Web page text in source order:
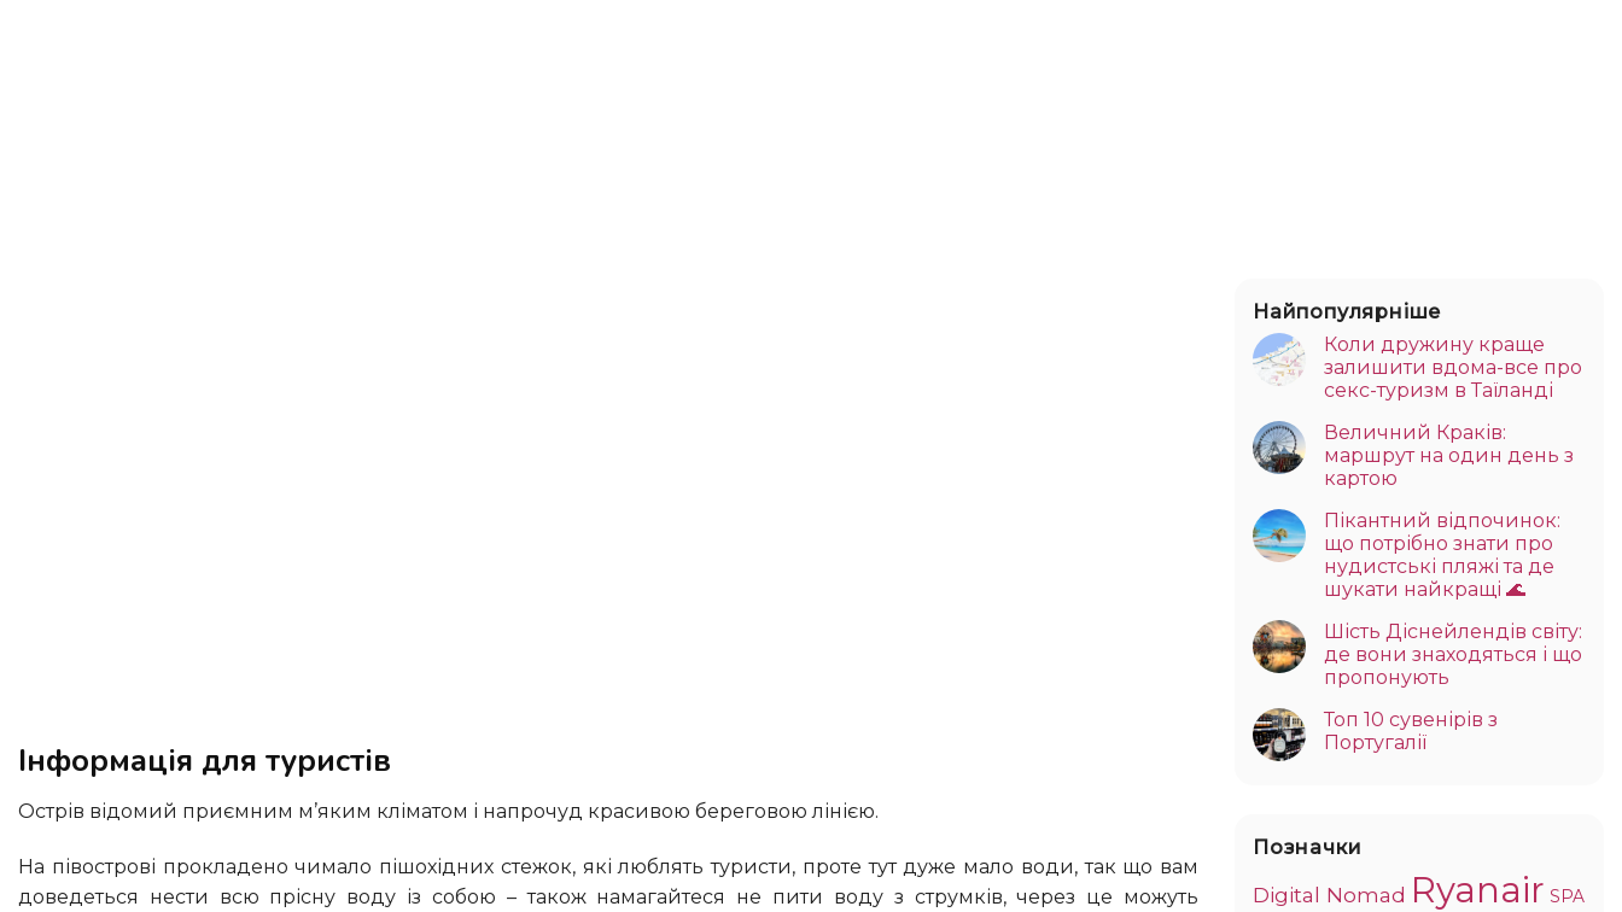
Інформація для туристів
Острів відомий приємним м’яким кліматом і напрочуд красивою береговою лінією.
На півострові прокладено чимало пішохідних стежок, які люблять туристи, проте тут дуже мало води, так що вам
доведеться нести всю прісну воду із собою – також намагайтеся не пити воду з струмків, через це можуть
Найпопулярніше
Коли дружину краще
залишити вдома-все про
секс-туризм в Таїланді
Величний Краків:
маршрут на один день з
картою
Пікантний відпочинок:
що потрібно знати про
нудистські пляжі та де
шукати найкращі 🌊
Шість Діснейлендів світу:
де вони знаходяться і що
пропонують
Топ 10 сувенірів з
Португалії
Позначки
Digital Nomad Ryanair SPA